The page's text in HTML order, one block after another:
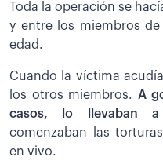
Toda la operación se
y entre los miembros
edad.
Cuando la víctima
los otros miembros. A
casos, lo llevaban a
comenzaban las
en vivo.